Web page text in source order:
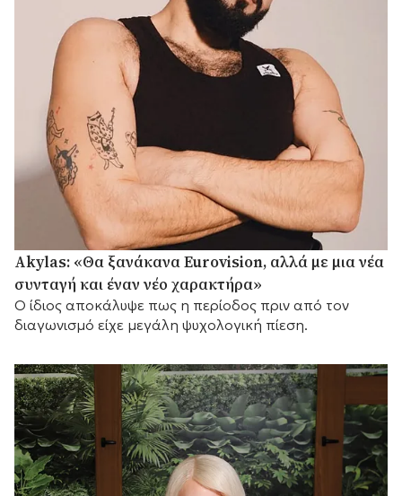
Akylas: «Θα ξανάκανα Eurovision, αλλά με μια νέα
συνταγή και έναν νέο χαρακτήρα»
Ο ίδιος αποκάλυψε πως η περίοδος πριν από τον
διαγωνισμό είχε μεγάλη ψυχολογική πίεση.